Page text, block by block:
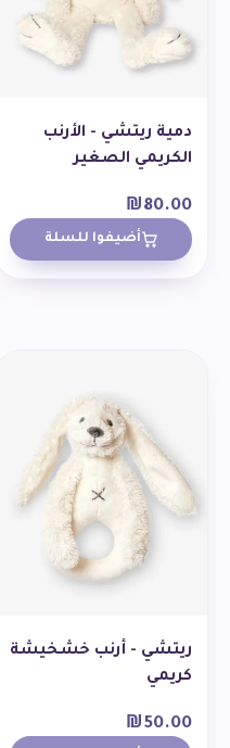
دمية ريتشي - الأرنب
الكريمي الصغير
₪80.00
أضيفوا للسلة
ريتشي - أرنب خشخيشة
كريمي
₪50.00